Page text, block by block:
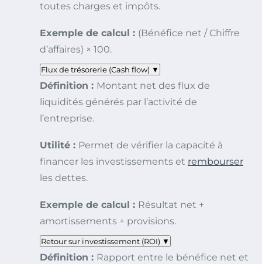
toutes charges et impôts.
Exemple de calcul : (Bénéfice net / Chiffre
d’affaires) × 100.
Flux de trésorerie (Cash flow) ▼
Définition : Montant net des flux de
liquidités générés par l’activité de
l’entreprise.
Utilité : Permet de vérifier la capacité à
financer les investissements et rembourser
les dettes.
Exemple de calcul : Résultat net +
amortissements + provisions.
Retour sur investissement (ROI) ▼
Définition : Rapport entre le bénéfice net et